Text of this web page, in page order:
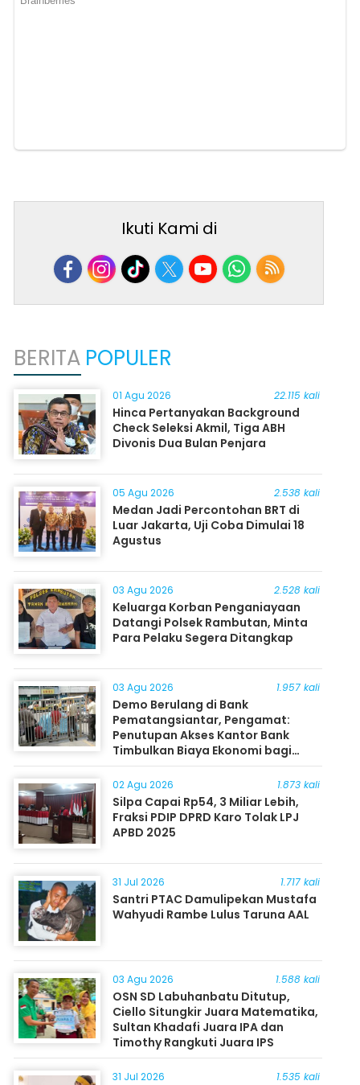
Ikuti Kami di
BERITA POPULER
01 Agu 2026 22.115 kali
Hinca Pertanyakan Background
Check Seleksi Akmil, Tiga ABH
Divonis Dua Bulan Penjara
05 Agu 2026 2.538 kali
Medan Jadi Percontohan BRT di
Luar Jakarta, Uji Coba Dimulai 18
Agustus
03 Agu 2026 2.528 kali
Keluarga Korban Penganiayaan
Datangi Polsek Rambutan, Minta
Para Pelaku Segera Ditangkap
03 Agu 2026 1.957 kali
Demo Berulang di Bank
Pematangsiantar, Pengamat:
Penutupan Akses Kantor Bank
Timbulkan Biaya Ekonomi bagi
Masyarakat
02 Agu 2026 1.873 kali
Silpa Capai Rp54, 3 Miliar Lebih,
Fraksi PDIP DPRD Karo Tolak LPJ
APBD 2025
31 Jul 2026 1.717 kali
Santri PTAC Damulipekan Mustafa
Wahyudi Rambe Lulus Taruna AAL
03 Agu 2026 1.588 kali
OSN SD Labuhanbatu Ditutup,
Ciello Situngkir Juara Matematika,
Sultan Khadafi Juara IPA dan
Timothy Rangkuti Juara IPS
31 Jul 2026 1.535 kali